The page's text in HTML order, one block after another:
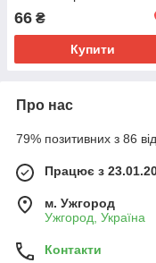
66 ₴
Купити
Про нас
79% позитивних з 86
Працює з
м. Ужгород
Ужгород, Україна
Контакти